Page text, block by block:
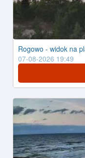
Rogowo - widok na
07-08-2026 19:49